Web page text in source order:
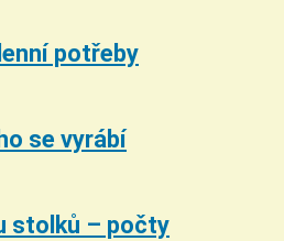
potřeby
se vyrábí
stolků – počty